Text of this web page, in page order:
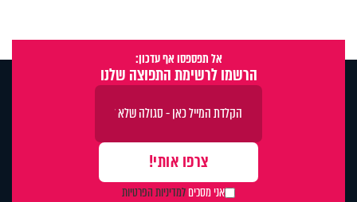
אל תפספסו אף עדכון:
הרשמו לרשימת התפוצה שלנו
אני מסכיםלמדיניות הפרטיות